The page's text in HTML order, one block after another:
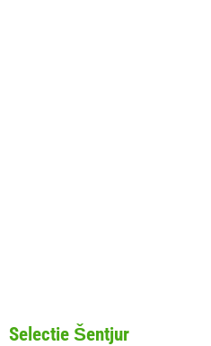
Selectie Šentjur